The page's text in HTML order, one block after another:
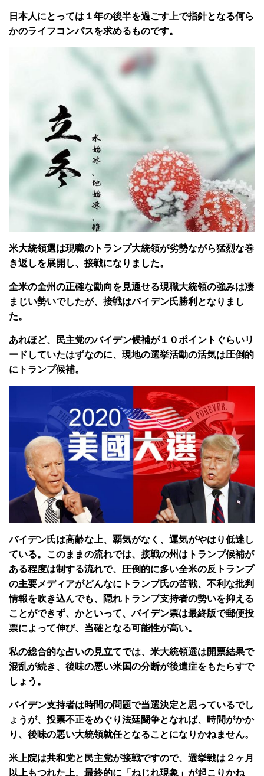
日本人にとっては１年の後半を過ごす上で指針となる何ら
かのライフコンパスを求めるものです。
米大統領選は現職のトランプ大統領が劣勢ながら猛烈な巻
き返しを展開し、接戦になりました。
全米の全州の正確な動向を見通せる現職大統領の強みは凄
まじい勢いでしたが、接戦はバイデン氏勝利となりまし
た。
あれほど、民主党のバイデン候補が１０ポイントぐらいリ
ードしていたはずなのに、現地の選挙活動の活気は圧倒的
にトランプ候補。
バイデン氏は高齢な上、覇気がなく、運気がやはり低迷し
ている。このままの流れでは、接戦の州はトランプ候補が
ある程度は制する流れで、圧倒的に多い全米の反トランプ
の主要メディアがどんなにトランプ氏の苦戦、不利な批判
情報を吹き込んでも、隠れトランプ支持者の勢いを抑える
ことができず、かといって、バイデン票は最終版で郵便投
票によって伸び、当確となる可能性が高い。
私の総合的な占いの見立てでは、米大統領選は開票結果で
混乱が続き、後味の悪い米国の分断が後遺症をもたらすで
しょう。
バイデン支持者は時間の問題で当選決定と思っているでし
ょうが、投票不正をめぐり法廷闘争となれば、時間がかか
り、後味の悪い大統領就任となることになりかねません。
米上院は共和党と民主党が接戦ですので、選挙戦は２ヶ月
以上もつれた上、最終的に「ねじれ現象」が起こりかね